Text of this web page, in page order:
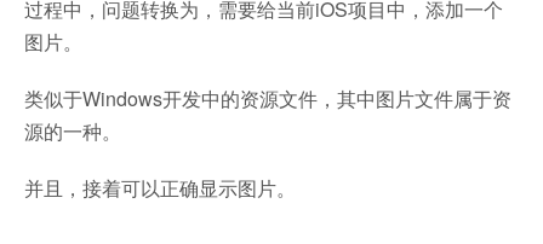
过程中，问题转换为，需要给当前iOS项目中，添加一个
图片。
类似于Windows开发中的资源文件，其中图片文件属于资
源的一种。
并且，接着可以正确显示图片。